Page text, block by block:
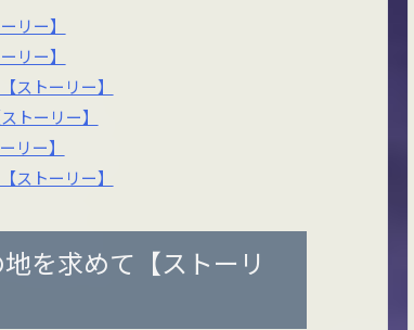
リー】
リー】
ストーリー】
トーリー】
リー】
ストーリー】
を求めて【ストーリ